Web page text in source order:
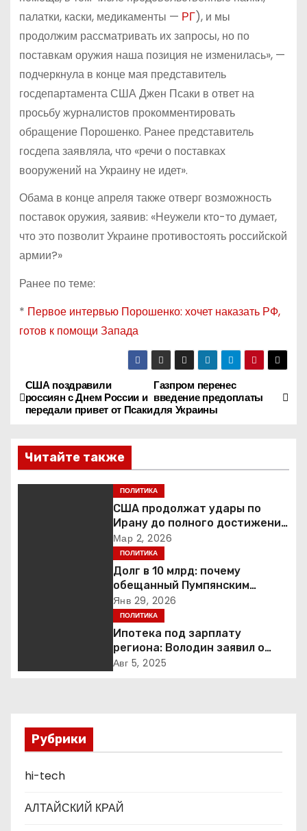
палатки, каски, медикаменты — РГ), и мы
продолжим рассматривать их запросы, но по
поставкам оружия наша позиция не изменилась», —
подчеркнула в конце мая представитель
госдепартамента США Джен Псаки в ответ на
просьбу журналистов прокомментировать
обращение Порошенко. Ранее представитель
госдепа заявляла, что «речи о поставках
вооружений на Украину не идет».
Обама в конце апреля также отверг возможность
поставок оружия, заявив: «Неужели кто-то думает,
что это позволит Украине противостоять российской
армии?»
Ранее по теме:
* Первое интервью Порошенко: хочет наказать РФ,
готов к помощи Запада
Н
а
в
и
п
Газпром перенес
введение предоплаты
для Украины
США поздравили
россиян с Днем России и
передали привет от Псаки
Читайте также
ПОЛИТИКА
США продолжат удары по
Ирану до полного достижения
целей — Трамп
Мар 2, 2026
ПОЛИТИКА
Долг в 10 млрд: почему
обещанный Пумпянским
научный центр в
Екатеринбурге так и не
построен
Янв 29, 2026
ПОЛИТИКА
Ипотека под зарплату
региона: Володин заявил о
планах дифференцировать
Авг 5, 2025
Рубрики
hi-tech
АЛТАЙСКИЙ КРАЙ